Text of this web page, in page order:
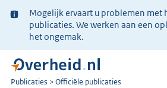
Ter
informatie:
Mogelijk ervaart u problemen met
publicaties. We werken aan een
het ongemak.
U
Publicaties Officiële publicaties